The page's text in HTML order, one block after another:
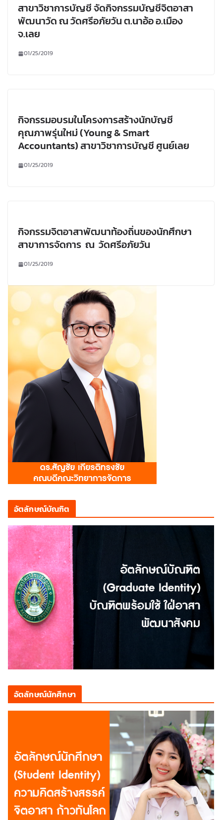
สาขาวิชาการบัญชี จัดกิจกรรมบัญชีจิตอาสา
พัฒนาวัด ณ วัดศรีอภัยวัน ต.นาอ้อ อ.เมือง
จ.เลย
01/25/2019
กิจกรรมอบรมในโครงการสร้างนักบัญชี
คุณภาพรุ่นใหม่ (Young & Smart
Accountants) สาขาวิชาการบัญชี ศูนย์เลย
01/25/2019
กิจกรรมจิตอาสาพัฒนาท้องถิ่นของนักศึกษา
สาขาการจัดการ ณ วัดศรีอภัยวัน
01/25/2019
อัตลักษณ์บัณฑิต
อัตลักษณ์นักศึกษา